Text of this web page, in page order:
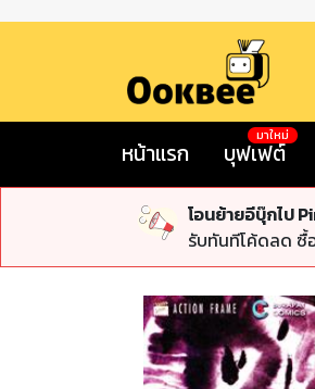
หน้าแรก บุฟเฟต์
มาใหม่
โอนย้ายอีบุ๊กไป
รับทันทีโค้ดลด ซื้